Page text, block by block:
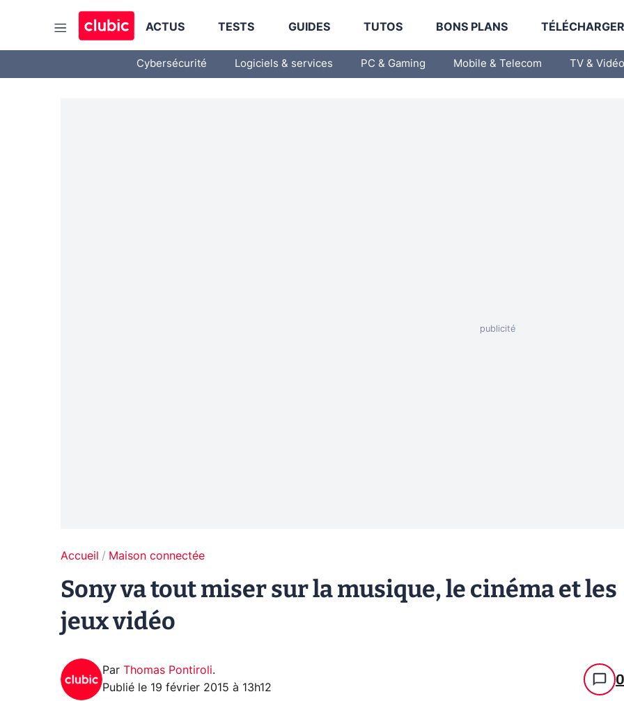
ACTUS TESTS GUIDES TUTOS BONS PLANS
Cybersécurité Logiciels & services PC & Gaming Mobile & Telecom TV & Vidéo
Accueil Maison connectée
Sony va tout miser sur la musique, le cinéma et les
jeux vidéo
Par Thomas Pontiroli.
Publié le 19 février 2015 à 13h12 0